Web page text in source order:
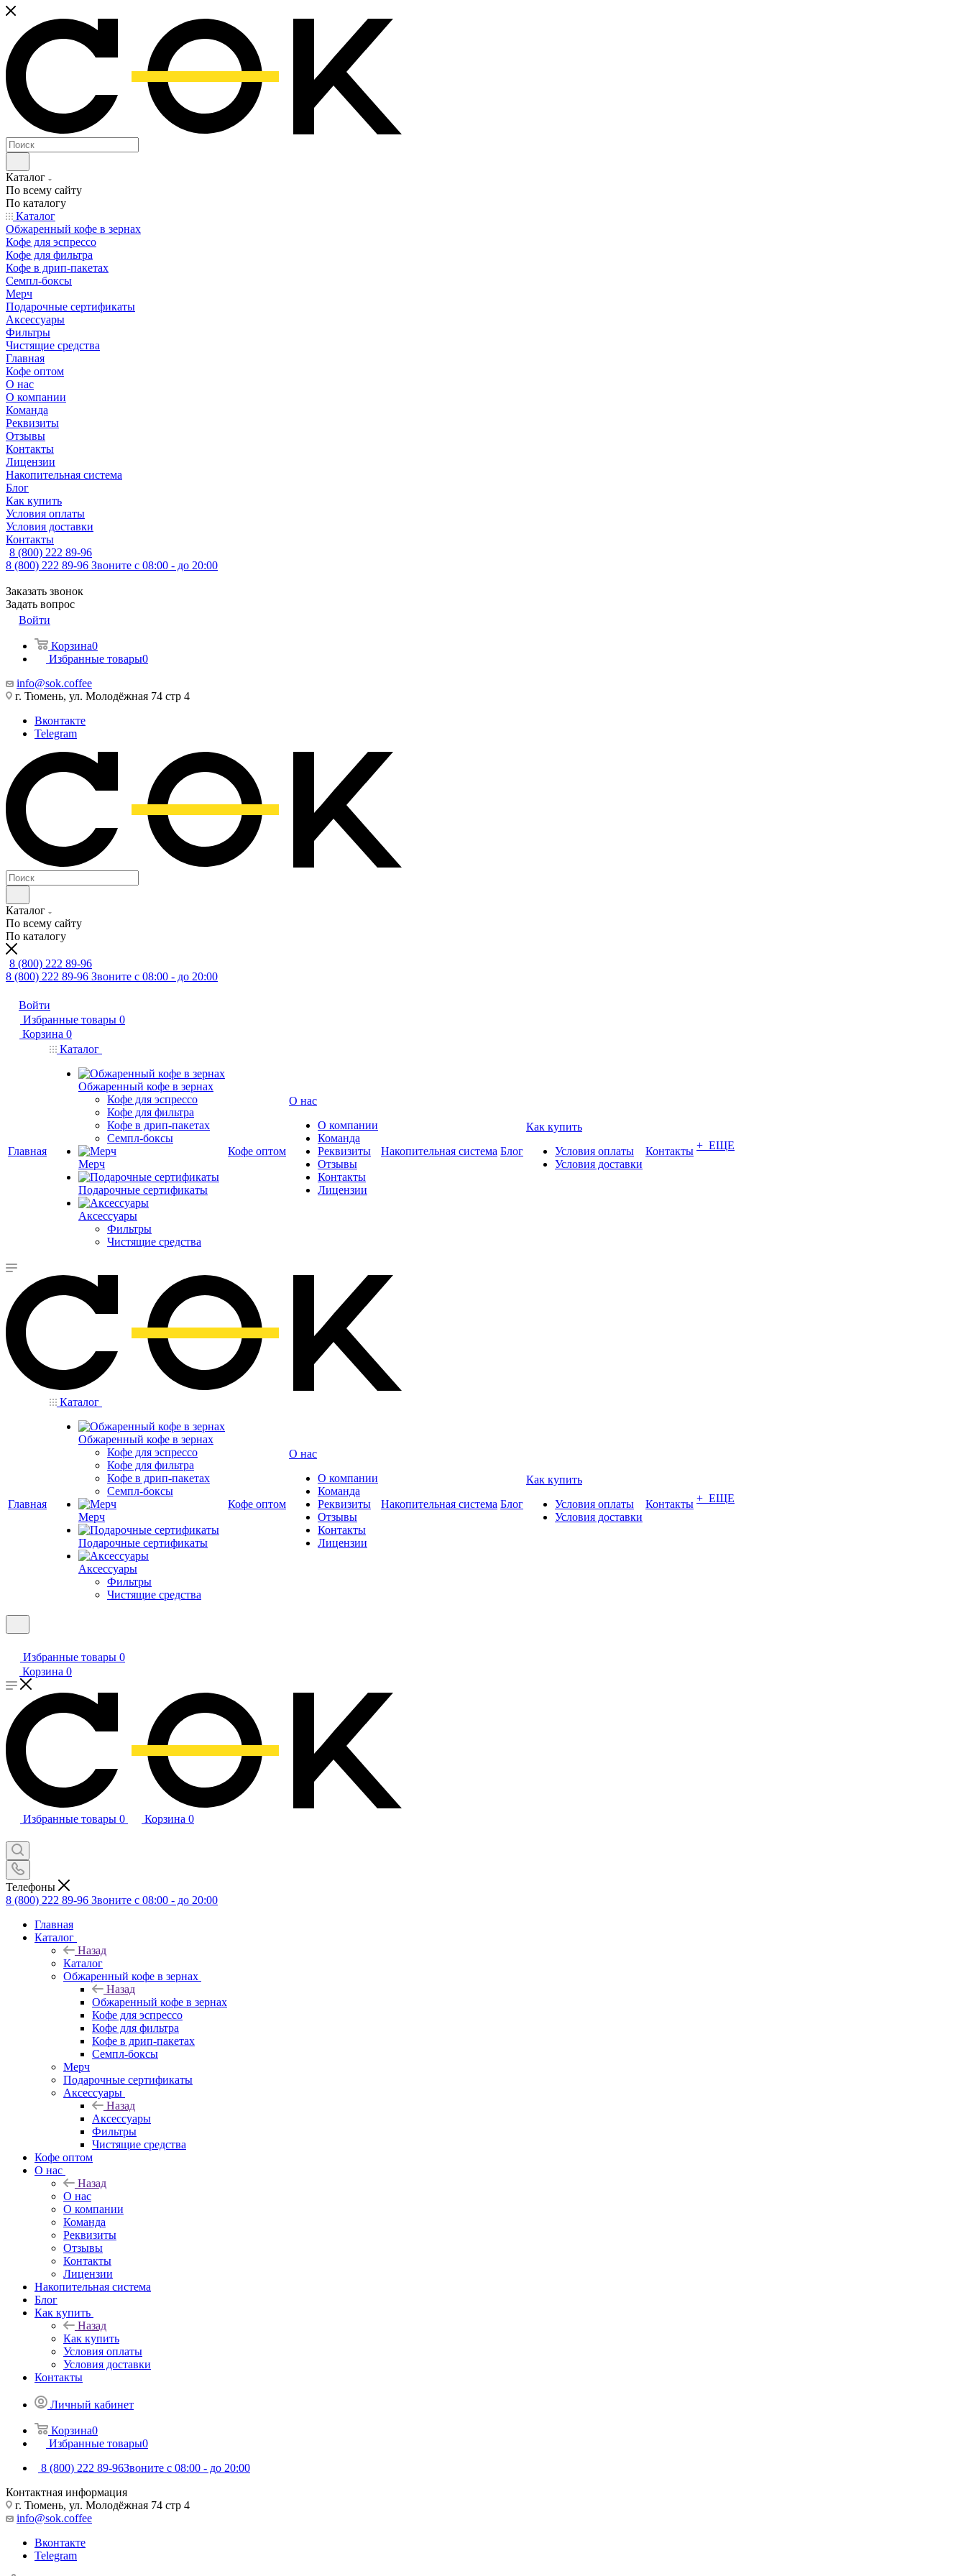
Каталог
По всему сайту
По каталогу
Каталог
Обжаренный кофе в зернах
Кофе для эспрессо
Кофе для фильтра
Кофе в дрип-пакетах
Семпл-боксы
Мерч
Подарочные сертификаты
Аксессуары
Фильтры
Чистящие средства
Главная
Кофе оптом
О нас
О компании
Команда
Реквизиты
Отзывы
Контакты
Лицензии
Накопительная система
Блог
Как купить
Условия оплаты
Условия доставки
Контакты
8 (800) 222 89-96
8 (800) 222 89-96 Звоните с 08:00 - до 20:00
Заказать звонок
Задать вопрос
Войти
Корзина0
Избранные товары0
info@sok.coffee
г. Тюмень, ул. Молодёжная 74 стр 4
Вконтакте
Telegram
Каталог
По всему сайту
По каталогу
8 (800) 222 89-96
8 (800) 222 89-96 Звоните с 08:00 - до 20:00
Войти
Избранные товары 0
Корзина 0
Главная
Каталог
Обжаренный кофе в зернах
Кофе для эспрессо
Кофе для фильтра
Кофе в дрип-пакетах
Семпл-боксы
Мерч
Подарочные сертификаты
Аксессуары
Фильтры
Чистящие средства
Кофе оптом
О нас
О компании
Команда
Реквизиты
Отзывы
Контакты
Лицензии
Накопительная система Блог
Как купить
Условия оплаты
Условия доставки
Контакты + ЕЩЕ
Главная
Каталог
Обжаренный кофе в зернах
Кофе для эспрессо
Кофе для фильтра
Кофе в дрип-пакетах
Семпл-боксы
Мерч
Подарочные сертификаты
Аксессуары
Фильтры
Чистящие средства
Кофе оптом
О нас
О компании
Команда
Реквизиты
Отзывы
Контакты
Лицензии
Накопительная система Блог
Как купить
Условия оплаты
Условия доставки
Контакты + ЕЩЕ
Избранные товары 0
Корзина 0
Избранные товары 0 Корзина 0
Телефоны
8 (800) 222 89-96 Звоните с 08:00 - до 20:00
Главная
Каталог
Назад
Каталог
Обжаренный кофе в зернах
Назад
Обжаренный кофе в зернах
Кофе для эспрессо
Кофе для фильтра
Кофе в дрип-пакетах
Семпл-боксы
Мерч
Подарочные сертификаты
Аксессуары
Назад
Аксессуары
Фильтры
Чистящие средства
Кофе оптом
О нас
Назад
О нас
О компании
Команда
Реквизиты
Отзывы
Контакты
Лицензии
Накопительная система
Блог
Как купить
Назад
Как купить
Условия оплаты
Условия доставки
Контакты
Личный кабинет
Корзина0
Избранные товары0
8 (800) 222 89-96Звоните с 08:00 - до 20:00
Контактная информация
г. Тюмень, ул. Молодёжная 74 стр 4
info@sok.coffee
Вконтакте
Telegram